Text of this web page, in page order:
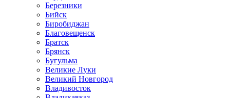
Березники
Бийск
Биробиджан
Благовещенск
Братск
Брянск
Бугульма
Великие Луки
Великий Новгород
Владивосток